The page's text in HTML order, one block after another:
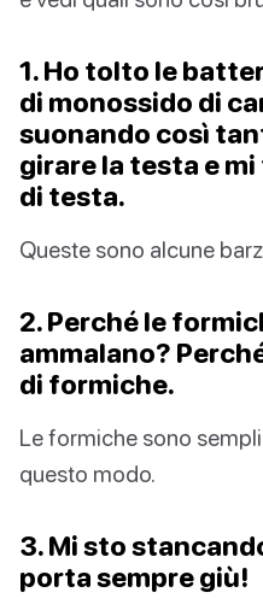
1. Ho tolto le
di monossido di
suonando così
girare la testa e
di testa.
Queste sono alcune
2. Perché le
ammalano?
di formiche.
Le formiche sono
questo modo.
3. Mi sto
porta sempre giù!